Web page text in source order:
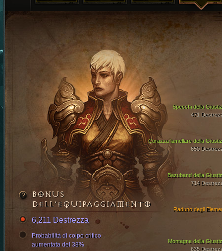
Corazza lamellare della
650
Bazuband della
714
Specchi della
471
Montagne della
635
Raduno degli
BONUS
DELL’EQUIPAGGIAMENTO
6,211 Destrezza
Probabilità di colpo critico
aumentata del 38%